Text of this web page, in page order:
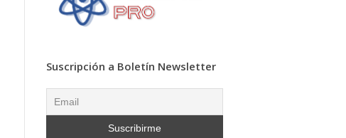
Suscripción a Boletín Newsletter